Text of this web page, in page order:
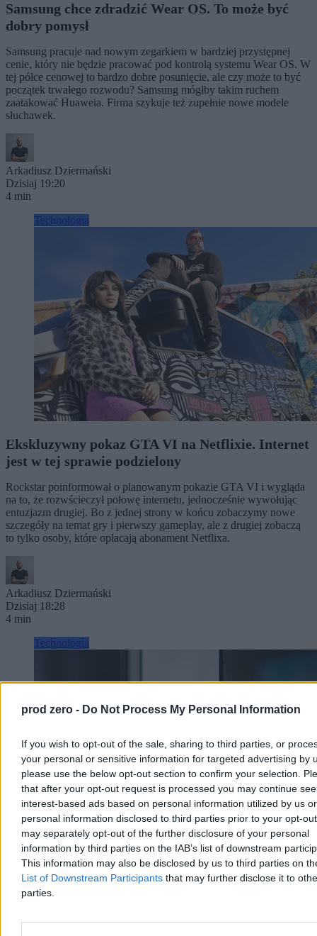
prod zero - Do Not Process My Personal Information
If you wish to opt-out of the sale, sharing to third parties, or
your personal or sensitive information for targeted advertising by
please use the below opt-out section to confirm your selection.
that after your opt-out request is processed you may continue
interest-based ads based on personal information utilized by us or
personal information disclosed to third parties prior to your opt-
may separately opt-out of the further disclosure of your personal
information by third parties on the IAB’s list of downstream
This information may also be disclosed by us to third parties on
List of Downstream Participants that may further disclose it to
parties.
Samsung chce zdradzić Wear OS. To może być
dobry pomysł
Samsung pracuje nad nowym zegarkiem w bardziej przystępnej
cenie, który nie będzie pracować pod kontrolą systemu Wear OS. W
tej półce cenowej to bardzo dobre posunięcie, ale czy może to być
początek trwałego rozwodu? Samsung mógłby takim ruchem
zaatakować Huaweia. Firma szykuje też zupełnie nowe modele
słuchawek.
Arkadiusz Dziermański
Dzisiaj 19:20
4 min
Technologia
Ekskluzywny pokaz GTA VI na Netflixie. Internet
jest w tej sprawie podzielony
Rockstar poinformował o planowanym pokazie GTA VI i wygląda
na to, że rozwścieczył połowę internetu, jednocześnie wywołując
entuzjazm drugiej. Bo z jednej strony w końcu zobaczymy nowe
szczegóły na temat gry i pierwszy gameplay, ale z drugiej zobaczą
to tylko osoby, które opłacają abonament Netflixa.
Arkadiusz Dziermański
Dzisiaj 18:28
4 min
Technologia
WhatsApp ułatwia rozmowy grupowe. Wśród
nowości pojawią się usprawnione ankiety
brakowało im kilku funkcji, które znacznie usprawniłyby